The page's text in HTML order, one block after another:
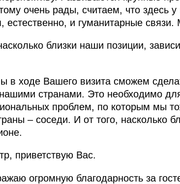
очень рады, считаем, что здесь у
и гуманитарные связи.
близки наши позиции,
в ходе Вашего визита сможем
странами. Это необходимо
проблем, по которым мы
– соседи. И от того, насколько
приветствую Вас.
огромную благодарность за